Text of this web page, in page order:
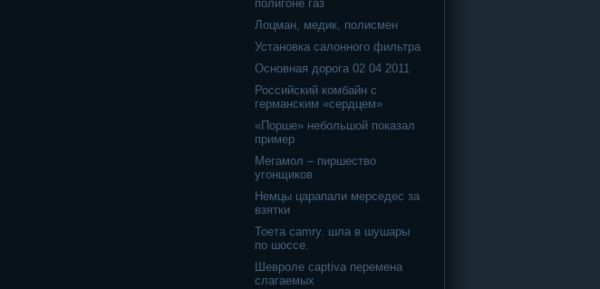
полигоне газ
Лоцман, медик, полисмен
Установка салонного фильтра
Основная дорога 02 04 2011
Российский комбайн с
германским «сердцем»
«Порше» небольшой показал
пример
Мегамол – пиршество
угонщиков
Немцы царапали мерседес за
взятки
Тоета camry. шла в шушары
по шоссе.
Шевроле captiva перемена
слагаемых